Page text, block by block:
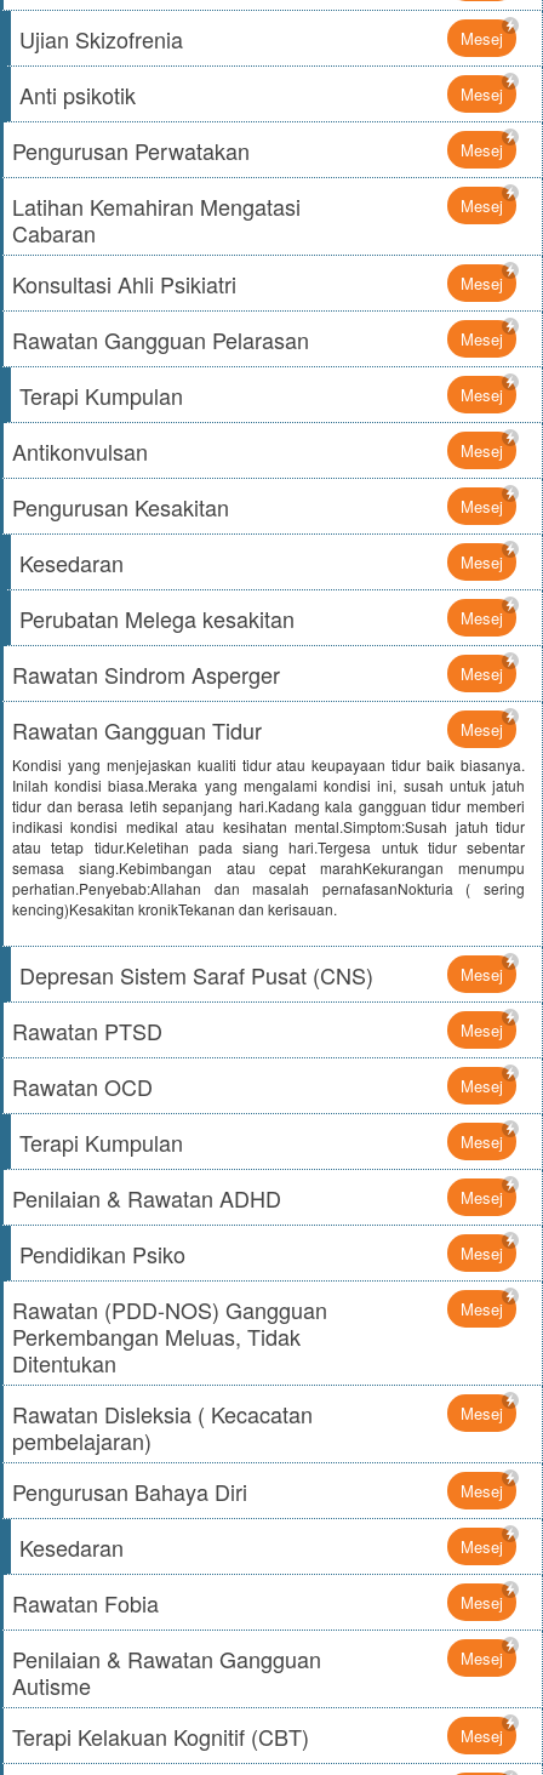
Ujian Skizofrenia Mesej
Anti psikotik Mesej
Pengurusan Perwatakan Mesej
Latihan Kemahiran Mengatasi
Cabaran
Mesej
Konsultasi Ahli Psikiatri Mesej
Rawatan Gangguan Pelarasan Mesej
Terapi Kumpulan Mesej
Antikonvulsan Mesej
Pengurusan Kesakitan Mesej
Kesedaran Mesej
Perubatan Melega kesakitan Mesej
Rawatan Sindrom Asperger Mesej
Rawatan Gangguan Tidur Mesej
Kondisi yang menjejaskan kualiti tidur atau keupayaan tidur baik biasanya.
Inilah kondisi biasa.Meraka yang mengalami kondisi ini, susah untuk jatuh
tidur dan berasa letih sepanjang hari.Kadang kala gangguan tidur memberi
indikasi kondisi medikal atau kesihatan mental.Simptom:Susah jatuh tidur
atau tetap tidur.Keletihan pada siang hari.Tergesa untuk tidur sebentar
semasa siang.Kebimbangan atau cepat marahKekurangan menumpu
perhatian.Penyebab:Allahan dan masalah pernafasanNokturia ( sering
kencing)Kesakitan kronikTekanan dan kerisauan.
Depresan Sistem Saraf Pusat (CNS) Mesej
Rawatan PTSD Mesej
Rawatan OCD Mesej
Terapi Kumpulan Mesej
Penilaian & Rawatan ADHD Mesej
Pendidikan Psiko Mesej
Rawatan (PDD-NOS) Gangguan
Perkembangan Meluas, Tidak
Ditentukan
Mesej
Rawatan Disleksia ( Kecacatan
pembelajaran)
Mesej
Pengurusan Bahaya Diri Mesej
Kesedaran Mesej
Rawatan Fobia Mesej
Penilaian & Rawatan Gangguan
Autisme
Mesej
Terapi Kelakuan Kognitif (CBT) Mesej